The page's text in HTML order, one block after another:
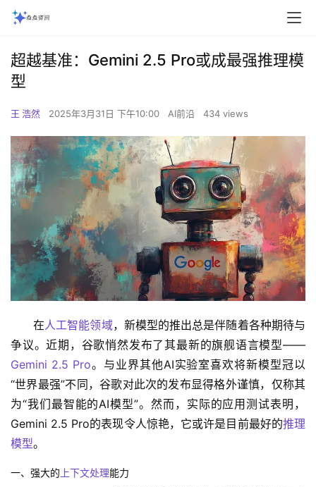
超越基准：Gemini 2.5 Pro或成最强推理模
型
王 浩然 2025年3月31日 下午10:00 AI前沿 434 views
在人工智能领域，新模型的推出总是伴随着各种期待与
争议。近期，谷歌悄然发布了其最新的旗舰语言模型——
Gemini 2.5 Pro。与业界其他AI实验室喜欢将新模型冠以
“世界最强”不同，谷歌对此次的发布显得格外谨慎，仅称其
为“我们最智能的AI模型”。然而，实际的应用测试表明，
Gemini 2.5 Pro的表现令人惊艳，它或许是目前最好的推理
模型。
一、强大的 上下文处理能力